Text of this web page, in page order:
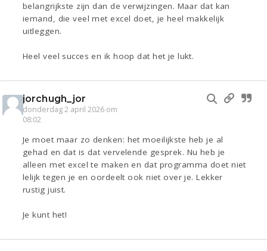
belangrijkste zijn dan de verwijzingen. Maar dat kan
iemand, die veel met excel doet, je heel makkelijk
uitleggen.
Heel veel succes en ik hoop dat het je lukt.
jorchugh_jor
donderdag 2 april 2026 om
08:02
Je moet maar zo denken: het moeilijkste heb je al
gehad en dat is dat vervelende gesprek. Nu heb je
alleen met excel te maken en dat programma doet niet
lelijk tegen je en oordeelt ook niet over je. Lekker
rustig juist.
Je kunt het!